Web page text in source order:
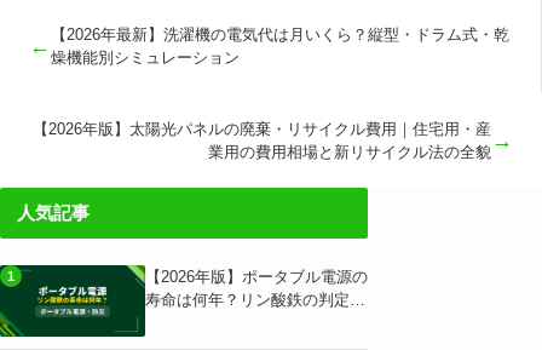
←
【2026年最新】洗濯機の電気代は月いくら？縦型・ドラム式・乾
燥機能別シミュレーション
【2026年版】太陽光パネルの廃棄・リサイクル費用｜住宅用・産
業用の費用相場と新リサイクル法の全貌 →
人気記事
1
【2026年版】ポータブル電源の
寿命は何年？リン酸鉄の判定基